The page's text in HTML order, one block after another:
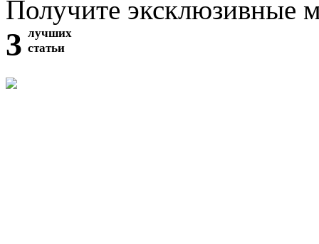
Получите эксклюзивные
3 лучших
статьи